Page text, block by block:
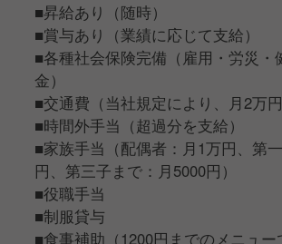
■昇給あり（随時）
■賞与あり（業績に応じて支給）
■各種社会保険完備（雇用・労災・
金）
■交通費（当社規定により、月2万円
■時間外手当（超過分を支給）
■家族手当（配偶者：月1万円、第
円、第三子まで：月5000円）
■役職手当
■制服貸与
■食事補助（1200円までのメニュー